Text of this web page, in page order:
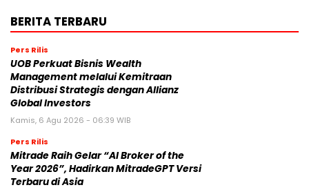
BERITA TERBARU
Pers Rilis
UOB Perkuat Bisnis Wealth
Management melalui Kemitraan
Distribusi Strategis dengan Allianz
Global Investors
Kamis, 6 Agu 2026 - 06:39 WIB
Pers Rilis
Mitrade Raih Gelar “AI Broker of the
Year 2026”, Hadirkan MitradeGPT Versi
Terbaru di Asia